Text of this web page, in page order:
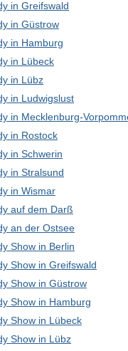
in Greifswald
in Güstrow
in Hamburg
in Lübeck
in Lübz
in Ludwigslust
in Mecklenburg-
in Rostock
in Schwerin
in Stralsund
in Wismar
auf dem Darß
an der Ostsee
Show in Berlin
Show in Greifswald
Show in Güstrow
Show in Hamburg
Show in Lübeck
Show in Lübz